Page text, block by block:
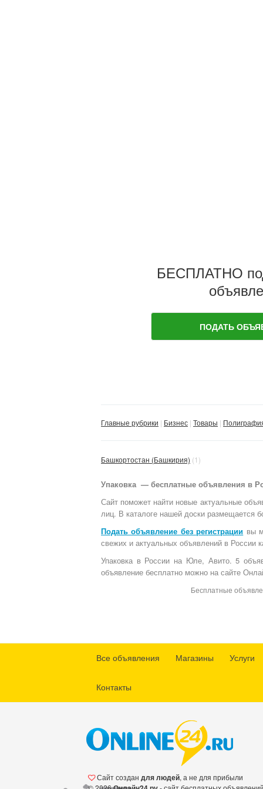
БЕСПЛАТНО
ПОДАТЬ
Главные рубрики Бизнес Товары
Башкортостан (Башкирия) (1)
Упаковка — бесплатные объявления в
Сайт поможет найти новые актуальные
лиц. В каталоге нашей доски размещается
Подать объявление без регистрации вы
свежих и актуальных объявлений в России
Упаковка в России на Юле, Авито. 5
объявление бесплатно можно на сайте
Бесплатные
Все объявления Магазины Услуги
Контакты
Сайт создан для людей, а не для прибыли